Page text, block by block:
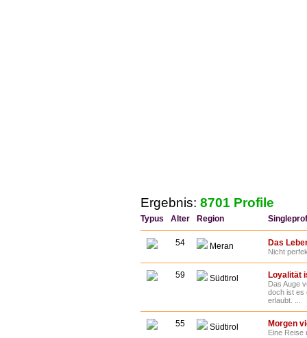
Ergebnis: 8701 Profile
Typus Alter Region
54 Meran Das
Nicht
59 Südtirol Loyalität
Das Auge
doch ist es
erlaubt. ...
55 Südtirol Morgen
Eine Reise